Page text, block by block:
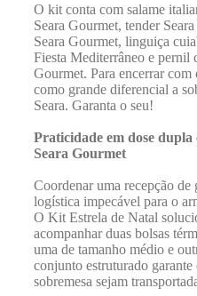
O kit conta com salame
Seara Gourmet, tender
Seara Gourmet, linguiça
Fiesta Mediterrâneo e pernil
Gourmet. Para encerrar
como grande diferencial a
Seara. Garanta o seu!
Praticidade em dose dupla
Seara Gourmet
Coordenar uma recepção de
logística impecável para o
O Kit Estrela de Natal
acompanhar duas bolsas
uma de tamanho médio e
conjunto estruturado garante
sobremesa sejam